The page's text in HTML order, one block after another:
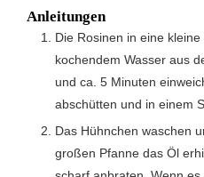
Anleitungen
Die Rosinen in eine kleine Schüssel geben und mit
kochendem Wasser aus
und ca. 5 Minuten
abschütten und in einem
Das Hühnchen waschen und trockentupfen. In einer
großen Pfanne das Öl